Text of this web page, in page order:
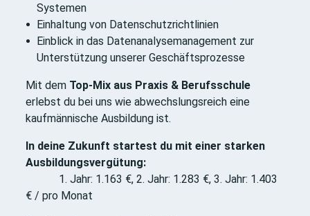
Systemen
Einhaltung von Datenschutzrichtlinien
Einblick in das Datenanalysemanagement zur
Unterstützung unserer Geschäftsprozesse
Mit dem Top-Mix aus Praxis & Berufsschule
erlebst du bei uns wie abwechslungsreich eine
kaufmännische Ausbildung ist.
In deine Zukunft startest du mit einer starken
Ausbildungsvergütung:
1. Jahr: 1.163 €, 2. Jahr: 1.283 €, 3. Jahr: 1.403
€ / pro Monat